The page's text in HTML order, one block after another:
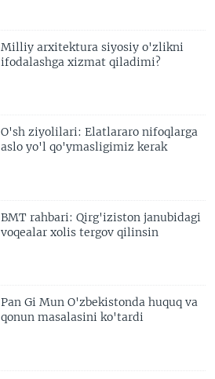
Milliy arxitektura siyosiy o'zlikni
ifodalashga xizmat qiladimi?
O'sh ziyolilari: Elatlararo nifoqlarga
aslo yo'l qo'ymasligimiz kerak
BMT rahbari: Qirg'iziston janubidagi
voqealar xolis tergov qilinsin
Pan Gi Mun O'zbekistonda huquq va
qonun masalasini ko'tardi